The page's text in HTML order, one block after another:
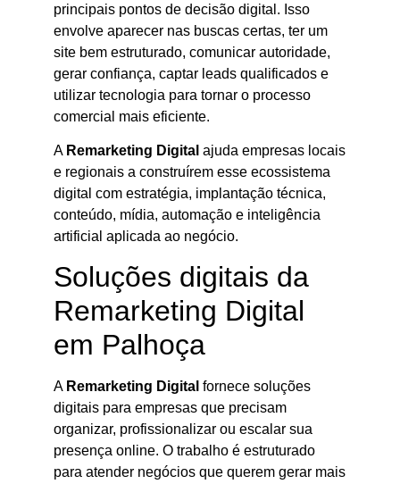
principais pontos de decisão digital. Isso
envolve aparecer nas buscas certas, ter um
site bem estruturado, comunicar autoridade,
gerar confiança, captar leads qualificados e
utilizar tecnologia para tornar o processo
comercial mais eficiente.
A Remarketing Digital ajuda empresas locais
e regionais a construírem esse ecossistema
digital com estratégia, implantação técnica,
conteúdo, mídia, automação e inteligência
artificial aplicada ao negócio.
Soluções digitais da
Remarketing Digital
em Palhoça
A Remarketing Digital fornece soluções
digitais para empresas que precisam
organizar, profissionalizar ou escalar sua
presença online. O trabalho é estruturado
para atender negócios que querem gerar mais